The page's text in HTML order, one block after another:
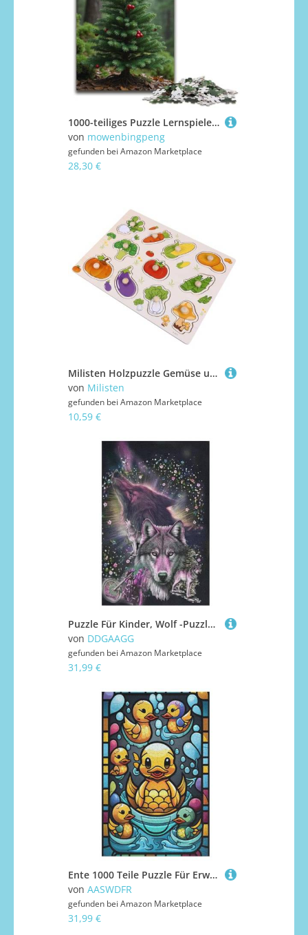
1000-teiliges Puzzle Lernspiele einladende Kiefern-Puzzles für Erwachsene Holzpuzzle für Familienspaß und Spieleabende 1000 Teile (38 x 26 cm)
von mowenbingpeng
gefunden bei Amazon Marketplace
28,30 €
Milisten Holzpuzzle Gemüse und Obst Lernspielzeug Pädagogisches Steckspielzeug Ab Jahren für Jungen und Mädchen Kreatives Geduldsspiel zur Frühkindlichen
von Milisten
gefunden bei Amazon Marketplace
10,59 €
Puzzle Für Kinder, Wolf -Puzzles Für Erwachsene, 1000-teiliges Holzpuzzle Für Jugendliche, Tolles 1000 PCS
von DDGAAGG
gefunden bei Amazon Marketplace
31,99 €
Ente 1000 Teile Puzzle Für Erwachsene, Herausforderung Puzzles - Verringerter Druck Schwieriges Holzpuzzle Für Kinder 12+ 78×53cm
von AASWDFR
gefunden bei Amazon Marketplace
31,99 €